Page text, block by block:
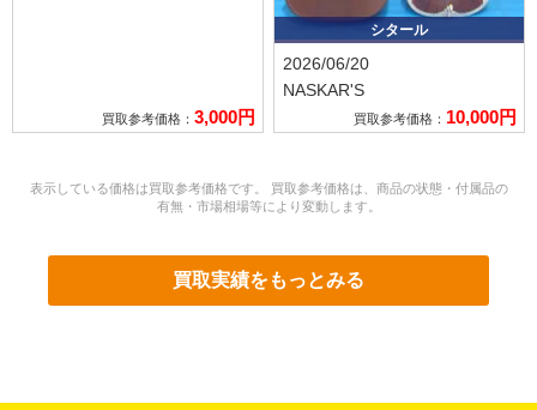
買取参考価格：3,000円
シタール
2026/06/20
NASKAR'S
買取参考価格： 10,000円
表示している価格は買取参考価格です。 買取参考価格は、商品の状態・付属品の
有無・市場相場等により変動します。
買取実績をもっとみる